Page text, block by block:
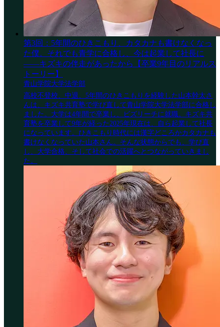
第3回：5年間のひきこもり、カタカナも書けなくなっ
た僕。それでも青学に合格し、今は起業して社長に
——キズキの伴走があったから【卒業9年目のリアルス
トーリー】
青山学院大学法学部
高校不登校、中退、5年間のひきこもりを経験した山本幹太さ
んは、キズキ共育塾で学び直して青山学院大学法学部に合格し
ました。大学は4年間で卒業し、ビズリーチに就職。キズキ共
育塾を卒業して9年が経った2025年現在は、自ら起業して社長
になっています。ひきこもり時代には漢字どころかカタカナも
書けなくなっていた山本さん。そんな状態からでも、学び直
し、大学合格、そして社会での活躍へとつながっていきまし
た。